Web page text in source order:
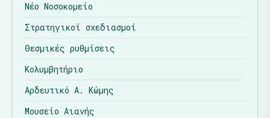
Νέο Νοσοκομείο
Στρατηγικοί σχεδιασμοί
Θεσμικές ρυθμίσεις
Κολυμβητήριο
Αρδευτικό Α. Κώμης
Μουσείο Αιανής